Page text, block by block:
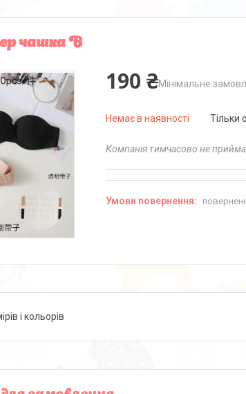
чашка В
190 ₴Мінімальне
Немає в наявності Тільки
Компанія тимчасово не
і кольорів